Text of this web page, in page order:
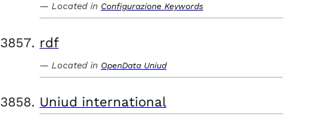
Located in Configurazione Keywords
rdf
Located in OpenData Uniud
Uniud international